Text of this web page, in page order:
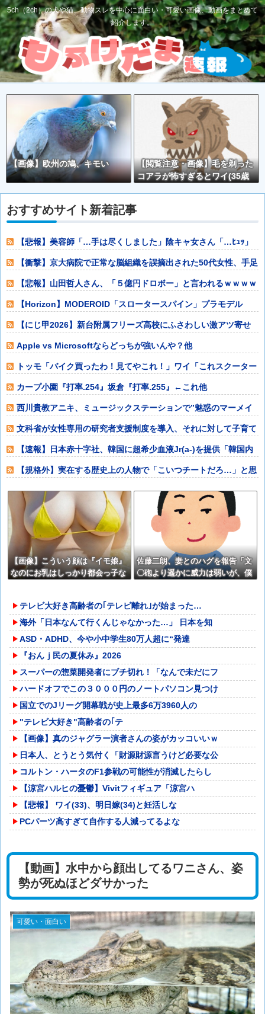
5ch（2ch）の犬や猫、動物スレを中心に面白い・可愛い画像、動画をまとめて
紹介します。
【画像】欧州の鳩、キモい
【閲覧注意・画像】毛を剃った
コアラが怖すぎるとワイ(35歳
おすすめサイト新着記事
【悲報】美容師「…手は尽くしました」陰キャ女さん「…ﾋｭｯ」
ｗｗｗｗｗｗ
【衝撃】京大病院で正常な脳組織を誤摘出された50代女性、手足
も動かせず自
【悲報】山田哲人さん、「５億円ドロボー」と言われるｗｗｗｗ
ｗｗｗｗｗｗｗ
【Horizon】MODEROID「スロータースパイン」プラモデル
【本日
【にじ甲2026】新台附属フリーズ高校にふさわしい激アツ寄せ
Apple vs Microsoftならどっちが強いんや？他
トッモ「バイク買ったわ！見てやこれ！」ワイ「これスクーター
じゃん…」他
カープ小園『打率.254』坂倉『打率.255』←これ他
西川貴教アニキ、ミュージックステーションで”魅惑のマーメイ
ド達と限界突破
文科省が女性専用の研究者支援制度を導入、それに対して子育て
負担に苦しむ若
【速報】日本赤十字社、韓国に超希少血液Jr(a-)を提供「韓国内
では適合
【規格外】実在する歴史上の人物で「こいつチートだろ…」と思
【画像】こういう顔は『イモ娘』
なのにお乳はしっかり都会っ子な
佐藤二朗、妻とのハグを報告「文
〇砲より遥かに威力は弱いが、僕
テレビ大好き高齢者の｢テレビ離れ｣が始まった…
海外「日本なんて行くんじゃなかった…」 日本を知
ASD・ADHD、今や小中学生80万人超に“発達
『おんｊ民の夏休み』2026
スーパーの惣菜開発者にブチ切れ！「なんで未だにフ
ハードオフでこの３０００円のノートパソコン見つけ
国立でのJリーグ開幕戦が史上最多6万3960人の
"テレビ大好き"高齢者の｢テ
【画像】真のジャグラー演者さんの姿がカッコいいｗ
日本人、とうとう気付く「財源財源言うけど必要な公
コルトン・ハータのF1参戦の可能性が消滅したらし
【涼宮ハルヒの憂鬱】Vivitフィギュア「涼宮ハ
【悲報】 ワイ(33)、明日嫁(34)と妊活しな
PCパーツ高すぎて自作する人減ってるよな
【動画】水中から顔出してるワニさん、姿
勢が死ぬほどダサかった
可愛い・面白い